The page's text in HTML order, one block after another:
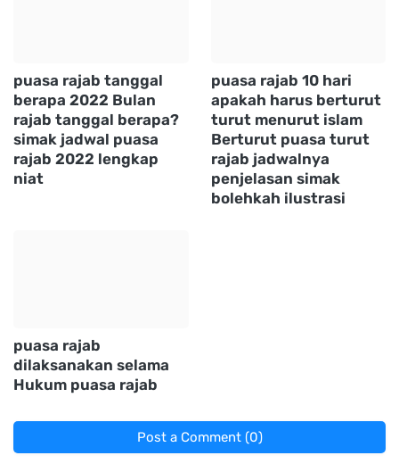
puasa rajab tanggal
berapa 2022 Bulan
rajab tanggal berapa?
simak jadwal puasa
rajab 2022 lengkap
niat
puasa rajab 10 hari
apakah harus berturut
turut menurut islam
Berturut puasa turut
rajab jadwalnya
penjelasan simak
bolehkah ilustrasi
puasa rajab
dilaksanakan selama
Hukum puasa rajab
Post a Comment (0)